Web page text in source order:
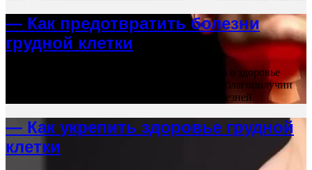
— Как предотвратить болезни
грудной клетки
Поддержание здоровья грудной клетки Забота о здоровье
грудной клетки играет важную роль в общем благополучии
организма. Для предотвращения развития болезней…
— Как укрепить здоровье грудной
клетки